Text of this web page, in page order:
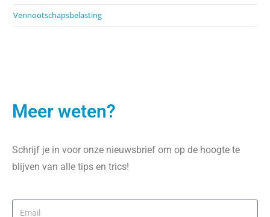
Vennootschapsbelasting
Meer weten?
Schrijf je in voor onze nieuwsbrief om op de hoogte te
blijven van alle tips en trics!